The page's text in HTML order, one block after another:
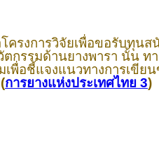
ครงการวิจัยเพื่อขอรับทุน
กรรมด้านยางพารา นั้น ทา
พื่อชี้แจงแนวทางการเขียน
(การยางแห่งประเทศไทย 3)